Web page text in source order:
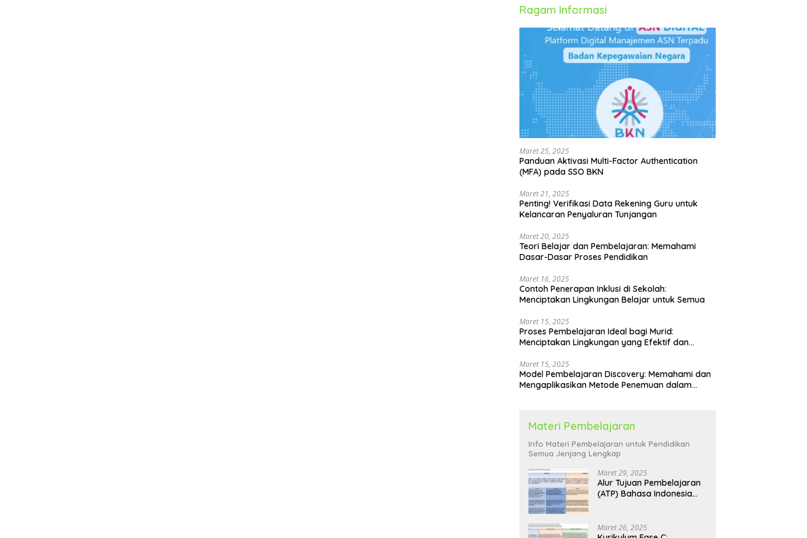
Ragam Informasi
Maret 25, 2025
Panduan Aktivasi Multi-Factor Authentication
(MFA) pada SSO BKN
Maret 21, 2025
Penting! Verifikasi Data Rekening Guru untuk
Kelancaran Penyaluran Tunjangan
Maret 20, 2025
Teori Belajar dan Pembelajaran: Memahami
Dasar-Dasar Proses Pendidikan
Maret 16, 2025
Contoh Penerapan Inklusi di Sekolah:
Menciptakan Lingkungan Belajar untuk Semua
Maret 15, 2025
Proses Pembelajaran Ideal bagi Murid:
Menciptakan Lingkungan yang Efektif dan
Maret 15, 2025
Model Pembelajaran Discovery: Memahami dan
Mengaplikasikan Metode Penemuan dalam
Materi Pembelajaran
Info Materi Pembelajaran untuk Pendidikan
Semua Jenjang Lengkap
Maret 29, 2025
Alur Tujuan Pembelajaran
(ATP) Bahasa Indonesia
Maret 26, 2025